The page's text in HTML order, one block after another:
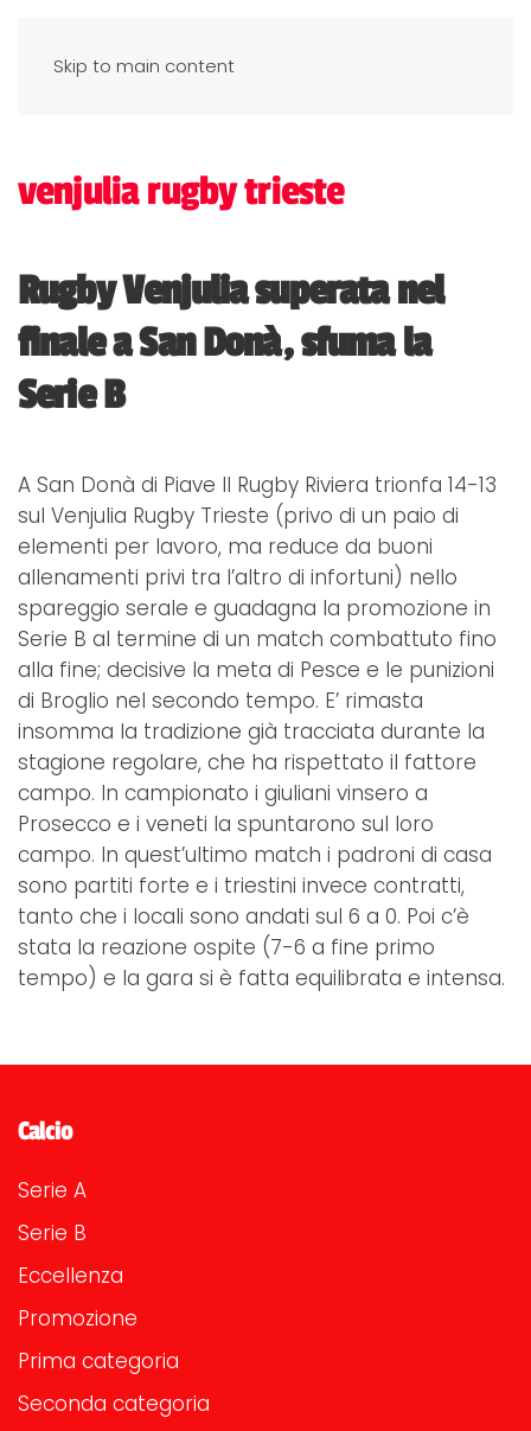
Skip to main content
venjulia rugby trieste
Rugby Venjulia superata nel
finale a San Donà, sfuma la
Serie B
A San Donà di Piave Il Rugby Riviera trionfa 14-13
sul Venjulia Rugby Trieste (privo di un paio di
elementi per lavoro, ma reduce da buoni
allenamenti privi tra l’altro di infortuni) nello
spareggio serale e guadagna la promozione in
Serie B al termine di un match combattuto fino
alla fine; decisive la meta di Pesce e le punizioni
di Broglio nel secondo tempo. E’ rimasta
insomma la tradizione già tracciata durante la
stagione regolare, che ha rispettato il fattore
campo. In campionato i giuliani vinsero a
Prosecco e i veneti la spuntarono sul loro
campo. In quest’ultimo match i padroni di casa
sono partiti forte e i triestini invece contratti,
tanto che i locali sono andati sul 6 a 0. Poi c’è
stata la reazione ospite (7-6 a fine primo
tempo) e la gara si è fatta equilibrata e intensa.
Calcio
Serie A
Serie B
Eccellenza
Promozione
Prima categoria
Seconda categoria